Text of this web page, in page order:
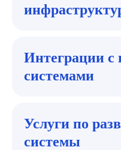
Интеграции
системами
Услуги по
системы